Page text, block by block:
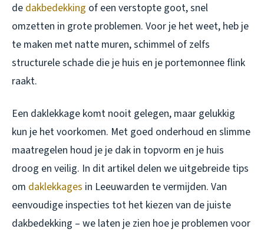
de dakbedekking of een verstopte goot, snel
omzetten in grote problemen. Voor je het weet, heb je
te maken met natte muren, schimmel of zelfs
structurele schade die je huis en je portemonnee flink
raakt.
Een daklekkage komt nooit gelegen, maar gelukkig
kun je het voorkomen. Met goed onderhoud en slimme
maatregelen houd je je dak in topvorm en je huis
droog en veilig. In dit artikel delen we uitgebreide tips
om daklekkages in Leeuwarden te vermijden. Van
eenvoudige inspecties tot het kiezen van de juiste
dakbedekking – we laten je zien hoe je problemen voor